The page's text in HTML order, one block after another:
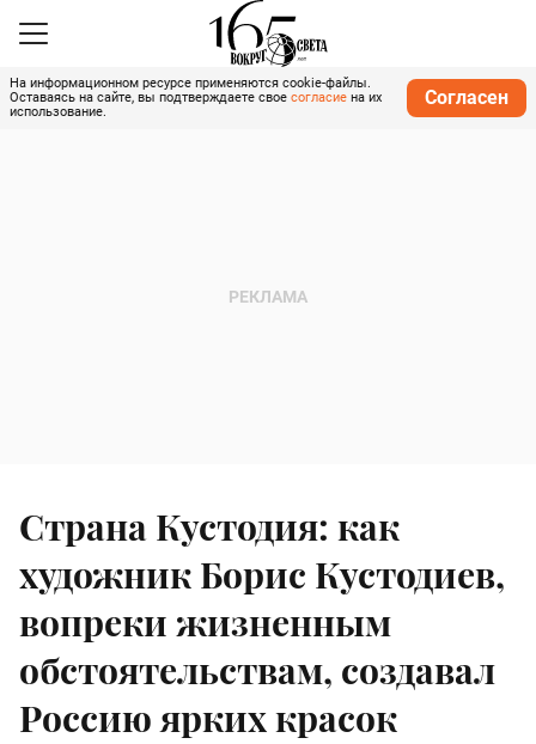
На информационном ресурсе применяются cookie-файлы.
Оставаясь на сайте, вы подтверждаете свое согласие на их
использование.
Согласен
Страна Кустодия: как
художник Борис Кустодиев,
вопреки жизненным
обстоятельствам, создавал
Россию ярких красок